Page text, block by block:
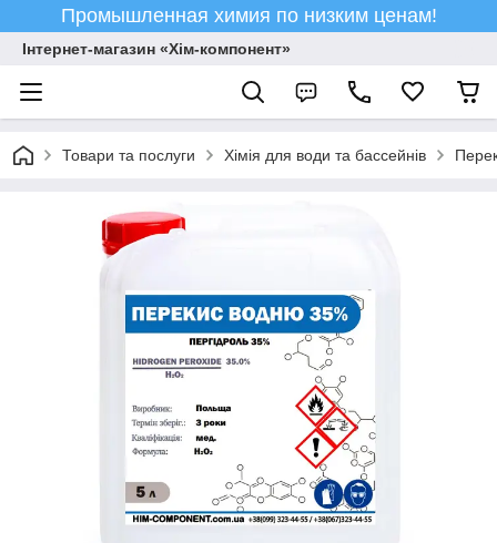
Промышленная химия по низким ценам!
Інтернет-магазин «Хім-компонент»
Товари та послуги Хімія для води та бассейнів